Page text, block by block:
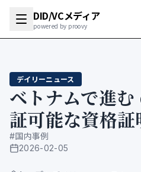
DID/VCメディア
powered by proovy
デイリーニュース
ベトナムで進
証可能な資格証
#国内事例
公開日
2026-02-05